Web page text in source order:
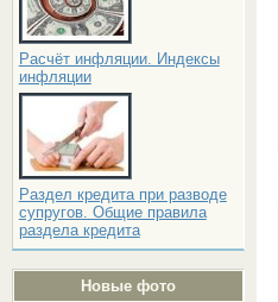
Расчёт инфляции. Индексы
инфляции
Раздел кредита при разводе
супругов. Общие правила
раздела кредита
Новые фото